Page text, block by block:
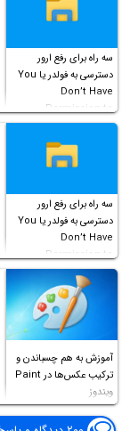
سه راه برای رفع ارور
دسترسی به فولدر یا You
Don’t Have
Permission to
Access this folder
سه راه برای رفع ارور
دسترسی به فولدر یا You
Don’t Have
Permission to
Access this folder
آموزش به هم چسباندن و
ترکیب عکس‌ها در Paint
ویندوز